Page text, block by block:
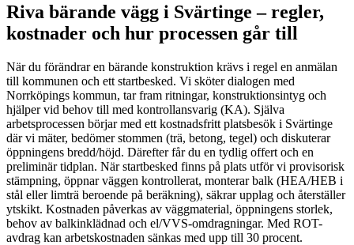
Riva bärande vägg i Svärtinge – regler,
kostnader och hur processen går till
När du förändrar en bärande konstruktion krävs i regel en anmälan
till kommunen och ett startbesked. Vi sköter dialogen med
Norrköpings kommun, tar fram ritningar, konstruktionsintyg och
hjälper vid behov till med kontrollansvarig (KA). Själva
arbetsprocessen börjar med ett kostnadsfritt platsbesök i Svärtinge
där vi mäter, bedömer stommen (trä, betong, tegel) och diskuterar
öppningens bredd/höjd. Därefter får du en tydlig offert och en
preliminär tidplan. När startbesked finns på plats utför vi provisorisk
stämpning, öppnar väggen kontrollerat, monterar balk (HEA/HEB i
stål eller limträ beroende på beräkning), säkrar upplag och återställer
ytskikt. Kostnaden påverkas av väggmaterial, öppningens storlek,
behov av balkinklädnad och el/VVS-omdragningar. Med ROT-
avdrag kan arbetskostnaden sänkas med upp till 30 procent.